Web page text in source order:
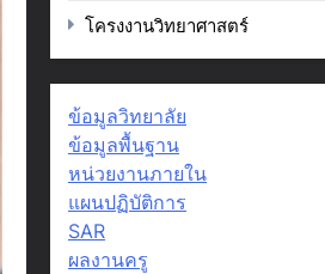
โครงงานวิทยาศาสตร์
ข้อมูลวิทยาลัย
ข้อมูลพื้นฐาน
หน่วยงานภายใน
แผนปฏิบัติการ
SAR
ผลงานครู